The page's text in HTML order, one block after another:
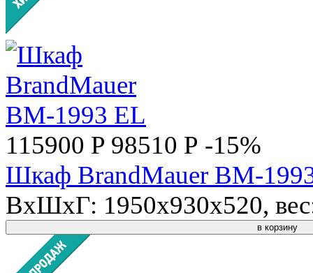
115900 P 98510 Р -15%
Шкаф BrandMauer BM-
ВхШхГ: 1950x930x520,
в корзину